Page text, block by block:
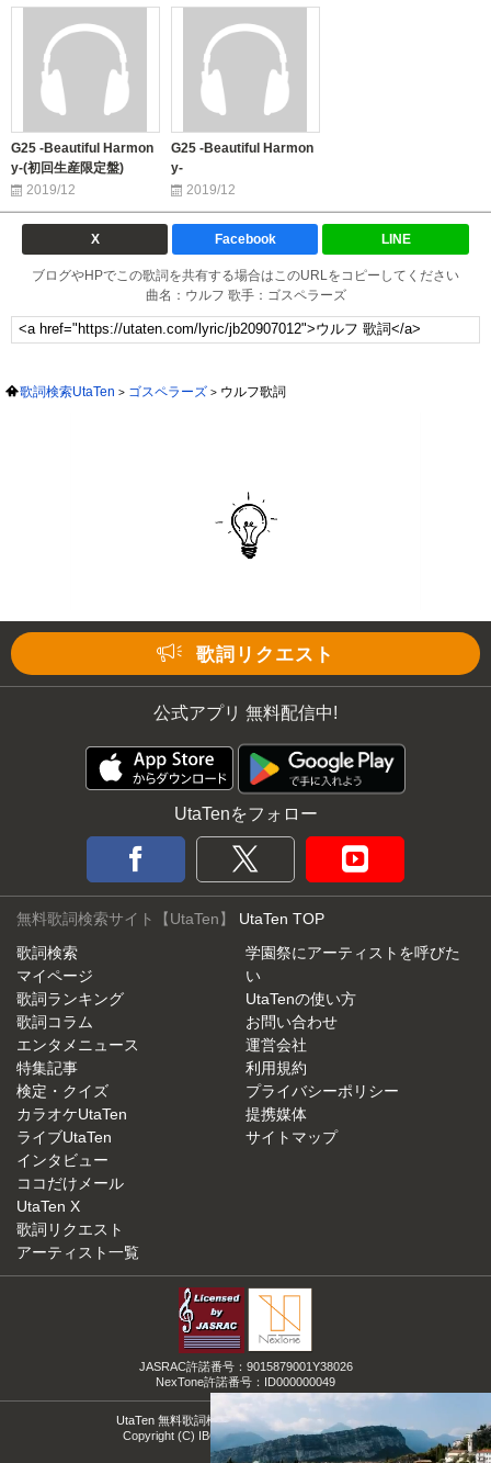
G25 -Beautiful Harmon
y-(初回生産限定盤)
2019/12
G25 -Beautiful Harmon
y-
2019/12
X Facebook LINE
ブログやHPでこの歌詞を共有する場合はこのURLをコピーしてください
曲名：ウルフ 歌手：ゴスペラーズ
歌詞検索UtaTen ゴスペラーズ ウルフ歌詞
歌詞リクエスト
公式アプリ 無料配信中!
UtaTenをフォロー
無料歌詞検索サイト【UtaTen】 UtaTen TOP
歌詞検索
マイページ
歌詞ランキング
歌詞コラム
エンタメニュース
特集記事
検定・クイズ
カラオケUtaTen
ライブUtaTen
インタビュー
ココだけメール
UtaTen X
歌詞リクエスト
アーティスト一覧
学園祭にアーティストを呼びた
い
UtaTenの使い方
お問い合わせ
運営会社
利用規約
プライバシーポリシー
提携媒体
サイトマップ
JASRAC許諾番号：9015879001Y38026
NexTone許諾番号：ID000000049
UtaTen 無料歌詞検索サイトの決定版！うたてん
Copyright (C) IBG Media. All Rights Reserved.